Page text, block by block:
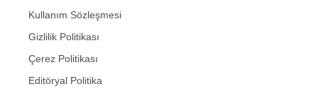
Kullanım Sözleşmesi
Gizlilik Politikası
Çerez Politikası
Editöryal Politika